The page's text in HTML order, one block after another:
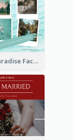
Travel Paradise Facebook Post